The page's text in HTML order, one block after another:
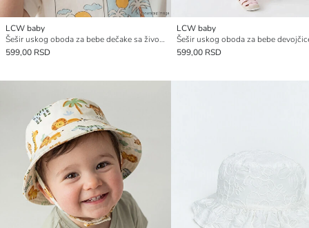
LCW baby
Šešir uskog oboda za bebe dečake sa životinjskim figurama
599,00 RSD
LCW baby
599,00 RSD